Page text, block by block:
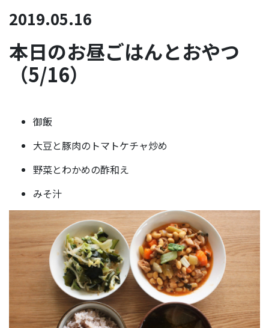
2019.05.16
本日のお昼ごはんとおやつ
（5/16）
御飯
大豆と豚肉のトマトケチャ炒め
野菜とわかめの酢和え
みそ汁